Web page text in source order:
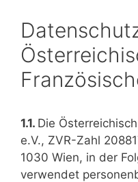
1.1. Die
e.V., ZVR-Zahl
1030 Wien, in der
verwendet